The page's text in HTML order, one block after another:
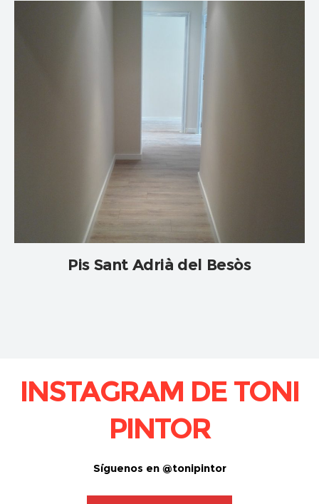
Pis Sant Adrià del Besòs
INSTAGRAM DE TONI
PINTOR
Síguenos en @tonipintor